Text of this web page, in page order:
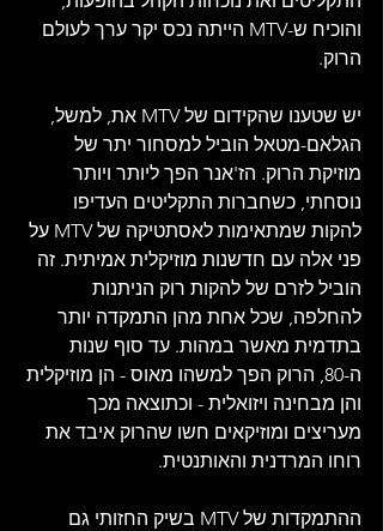
והוכיח ש-MTV הייתה נכס יקר ערך לעולם
הרוק.
יש שטענו שהקידום של MTV את, למשל,
הגלאם-מטאל הוביל למסחור יתר של
מוזיקת ​​הרוק. הז'אנר הפך ליותר ויותר
נוסחתי, כשחברות התקליטים העדיפו
להקות שמתאימות לאסתטיקה של MTV על
פני אלה עם חדשנות מוזיקלית אמיתית. זה
הוביל לזרם של להקות רוק הניתנות
להחלפה, שכל אחת מהן התמקדה יותר
בתדמית מאשר במהות. עד סוף שנות
ה-80, הרוק הפך למשהו מאוס - הן מוזיקלית
והן מבחינה ויזואלית - וכתוצאה מכך
מעריצים ומוזיקאים חשו שהרוק איבד את
רוחו המרדנית והאותנטית.
ההתמקדות של MTV בשיק החזותי גם